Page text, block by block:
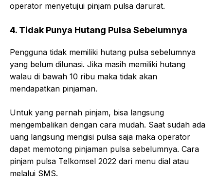
operator menyetujui pinjam pulsa darurat.
4. Tidak Punya Hutang Pulsa Sebelumnya
Pengguna tidak memiliki hutang pulsa sebelumnya
yang belum dilunasi. Jika masih memiliki hutang
walau di bawah 10 ribu maka tidak akan
mendapatkan pinjaman.
Untuk yang pernah pinjam, bisa langsung
mengembalikan dengan cara mudah. Saat sudah ada
uang langsung mengisi pulsa saja maka operator
dapat memotong pinjaman pulsa sebelumnya. Cara
pinjam pulsa Telkomsel 2022 dari menu dial atau
melalui SMS.